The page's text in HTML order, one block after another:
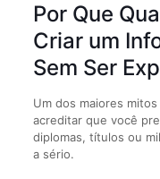
Por Que
Criar um
Sem Ser
Um dos maiores
acreditar que você
diplomas, títulos ou
a sério.